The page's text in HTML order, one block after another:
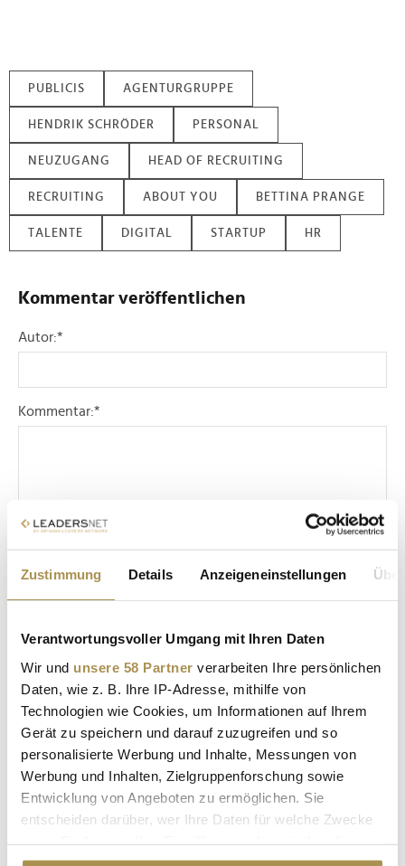
Zustimmung Details Anzeigeneinstellungen
Verantwortungsvoller Umgang mit Ihren Daten
Wir und unsere 58 Partner verarbeiten Ihre persönlichen
Daten, wie z. B. Ihre IP-Adresse, mithilfe von
Technologien wie Cookies, um Informationen auf Ihrem
Gerät zu speichern und darauf zuzugreifen und so
personalisierte Werbung und Inhalte, Messungen von
Werbung und Inhalten, Zielgruppenforschung sowie
Entwicklung von Angeboten zu ermöglichen. Sie
entscheiden darüber, wer Ihre Daten für welche Zwecke
Cookie-Erklärung oder durch Klicken auf das Privacy
PUBLICIS AGENTURGRUPPE
HENDRIK SCHRÖDER PERSONAL
NEUZUGANG HEAD OF RECRUITING
RECRUITING ABOUT YOU BETTINA PRANGE
TALENTE DIGITAL STARTUP HR
Kommentar veröffentlichen
Autor:*
Kommentar:*
Sicherheitscode bestätigen:
* Pflichtfelder.
LEADERSNET.TV
LAUTSCHALTEN